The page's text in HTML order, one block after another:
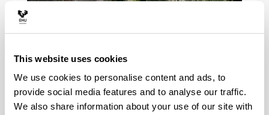
This website uses cookies
We use cookies to personalise content and ads, to
provide social media features and to analyse our traffic.
We also share information about your use of our site with
Gizarte eta Komunikazio Zientzien
Fakultatea